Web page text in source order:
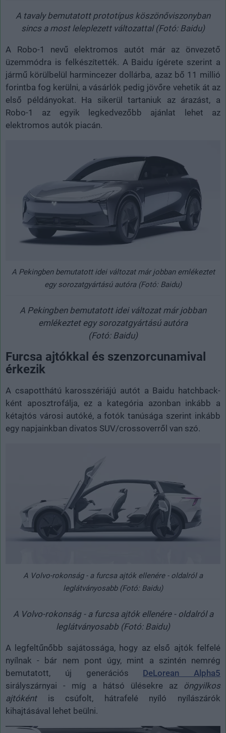
A tavaly bemutatott prototípus köszönőviszonyban
sincs a most leleplezett változattal (Fotó: Baidu)
A Robo-1 nevű elektromos autót már az önvezető
üzemmódra is felkészítették. A Baidu ígérete szerint a
jármű körülbelül harmincezer dollárba, azaz bő 11 millió
forintba fog kerülni, a vásárlók pedig jövőre vehetik át az
első példányokat. Ha sikerül tartaniuk az árazást, a
Robo-1 az egyik legkedvezőbb ajánlat lehet az
elektromos autók piacán.
A Pekingben bemutatott idei változat már jobban emlékeztet
egy sorozatgyártású autóra (Fotó: Baidu)
A Pekingben bemutatott idei változat már jobban
emlékeztet egy sorozatgyártású autóra
(Fotó: Baidu)
Furcsa ajtókkal és szenzorcunamival
érkezik
A csapotthátú karosszériájú autót a Baidu hatchback-
ként aposztrofálja, ez a kategória azonban inkább a
kétajtós városi autóké, a fotók tanúsága szerint inkább
egy napjainkban divatos SUV/crossoverről van szó.
A Volvo-rokonság - a furcsa ajtók ellenére - oldalról a
leglátványosabb (Fotó: Baidu)
A Volvo-rokonság - a furcsa ajtók ellenére - oldalról a
leglátványosabb (Fotó: Baidu)
A legfeltűnőbb sajátossága, hogy az első ajtók felfelé
nyílnak - bár nem pont úgy, mint a szintén nemrég
bemutatott, új generációs DeLorean Alpha5
sirályszárnyai - míg a hátsó ülésekre az öngyilkos
ajtókéntis csúfolt, hátrafelé nyíló nyílászárók
kihajtásával lehet beülni.